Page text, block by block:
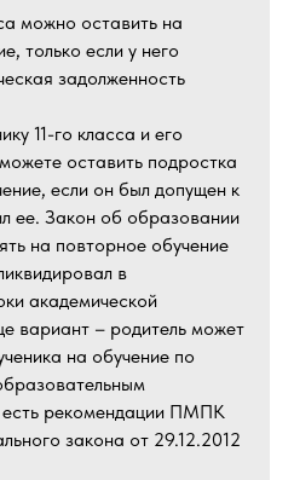
можно оставить на
только если у него
задолженность
11-го класса и его
оставить подростка
если он был допущен к
ее. Закон об образовании
на повторное обучение
в
академической
вариант – родитель может
на обучение по
рекомендации ПМПК
закона от 29.12.2012